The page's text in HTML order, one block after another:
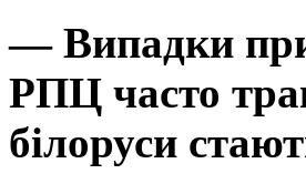
— Випадки
РПЦ часто
білоруси